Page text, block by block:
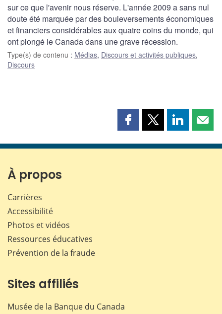
sur ce que l'avenir nous réserve. L'année 2009 a sans nul
doute été marquée par des bouleversements économiques
et financiers considérables aux quatre coins du monde, qui
ont plongé le Canada dans une grave récession.
Type(s) de contenu : Médias, Discours et activités publiques,
Discours
Partager
page
Partager
page
Partager
page page
À propos
Carrières
Accessibilité
Photos et vidéos
Ressources éducatives
Prévention de la fraude
Sites affiliés
Musée de la Banque du Canada